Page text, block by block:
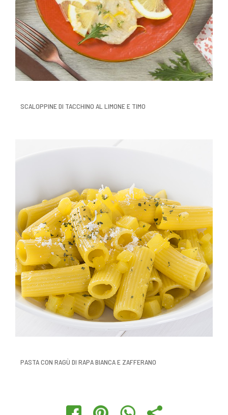
SCALOPPINE DI TACCHINO AL LIMONE E TIMO
PASTA CON RAGÙ DI RAPA BIANCA E ZAFFERANO